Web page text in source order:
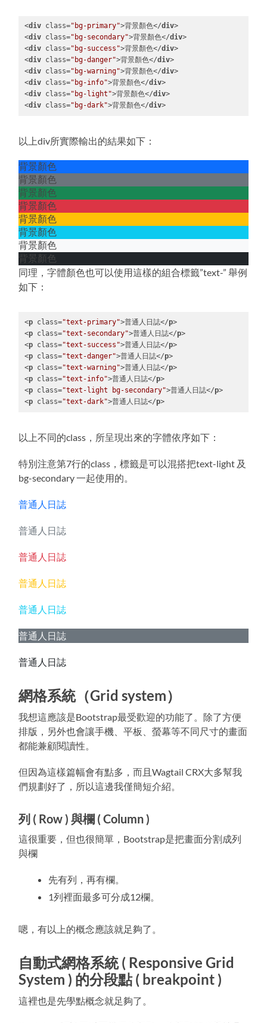
<div class="bg-primary">背景顏色</div>
<div class="bg-secondary">背景顏色</div>
<div class="bg-success">背景顏色</div>
<div class="bg-danger">背景顏色</div>
<div class="bg-warning">背景顏色</div>
<div class="bg-info">背景顏色</div>
<div class="bg-light">背景顏色</div>
<div class="bg-dark">背景顏色</div>
HTML,
(xml)
以上div所實際輸出的結果如下：
背景顏色
背景顏色
背景顏色
背景顏色
背景顏色
背景顏色
背景顏色
背景顏色
同理，字體顏色也可以使用這樣的組合標籤”text-” 舉例
如下：
<p class="text-primary">普通人日誌</p>
<p class="text-secondary">普通人日誌</p>
<p class="text-success">普通人日誌</p>
<p class="text-danger">普通人日誌</p>
<p class="text-warning">普通人日誌</p>
<p class="text-info">普通人日誌</p>
<p class="text-light bg-secondary">普通人日誌</p>
<p class="text-dark">普通人日誌</p>
HTML,
( xml)
以上不同的class，所呈現出來的字體依序如下：
特別注意第7行的class，標籤是可以混搭把text-light 及
bg-secondary 一起使用的。
普通人日誌
普通人日誌
普通人日誌
普通人日誌
普通人日誌
普通人日誌
普通人日誌
網格系統（Grid system）
我想這應該是Bootstrap最受歡迎的功能了。除了方便
排版，另外也會讓手機、平板、螢幕等不同尺寸的畫面
都能兼顧閱讀性。
但因為這樣篇幅會有點多，而且Wagtail CRX大多幫我
們規劃好了，所以這邊我僅簡短介紹。
列 ( Row ) 與欄 ( Column )
這很重要，但也很簡單，Bootstrap是把畫面分割成列
與欄
先有列，再有欄。
1列裡面最多可分成12欄。
嗯，有以上的概念應該就足夠了。
自動式網格系統 ( Responsive Grid
System ) 的分段點 ( breakpoint )
這裡也是先學點概念就足夠了。